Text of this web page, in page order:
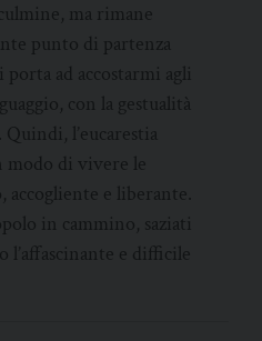
ma rimane
punto di partenza
ad accostarmi agli
con la gestualità
Quindi, l’eucarestia
modo di vivere le
e liberante.
in cammino, saziati
e difficile